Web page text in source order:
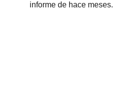
informe de hace meses.